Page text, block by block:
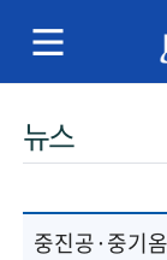
t
메
뉴스
중진공·중기